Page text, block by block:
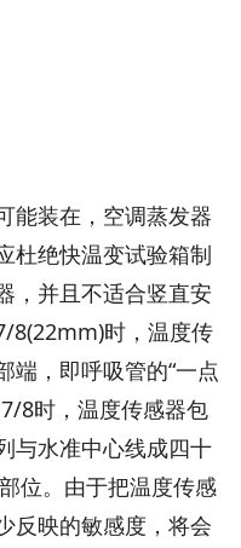
装在，空调蒸发器
杜绝快温变试验箱制
，并且不适合竖直安
8(22mm)时，温度传
端，即呼吸管的“一点
8时，温度传感器包
与水准中心线成四十
位。由于把温度传感
反映的敏感度，将会